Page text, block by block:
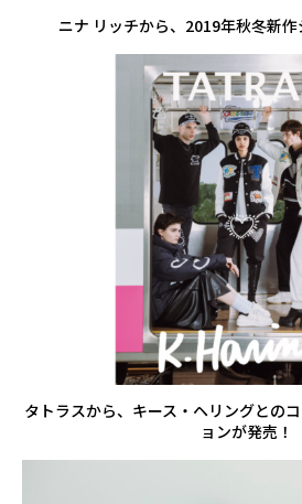
ニナ リッチから、2019年秋冬新作
タトラスから、キース・ヘリングとの
ョンが発売！